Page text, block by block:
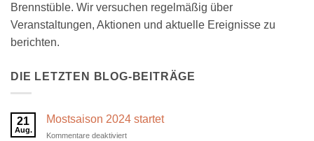
Brennstüble. Wir versuchen regelmäßig über
Veranstaltungen, Aktionen und aktuelle Ereignisse zu
berichten.
DIE LETZTEN BLOG-BEITRÄGE
21
Aug.
Mostsaison 2024 startet
Kommentare deaktiviertfür